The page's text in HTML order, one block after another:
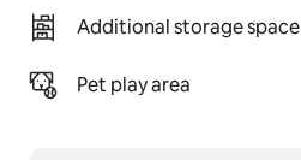
Additional storage space
Pet play area